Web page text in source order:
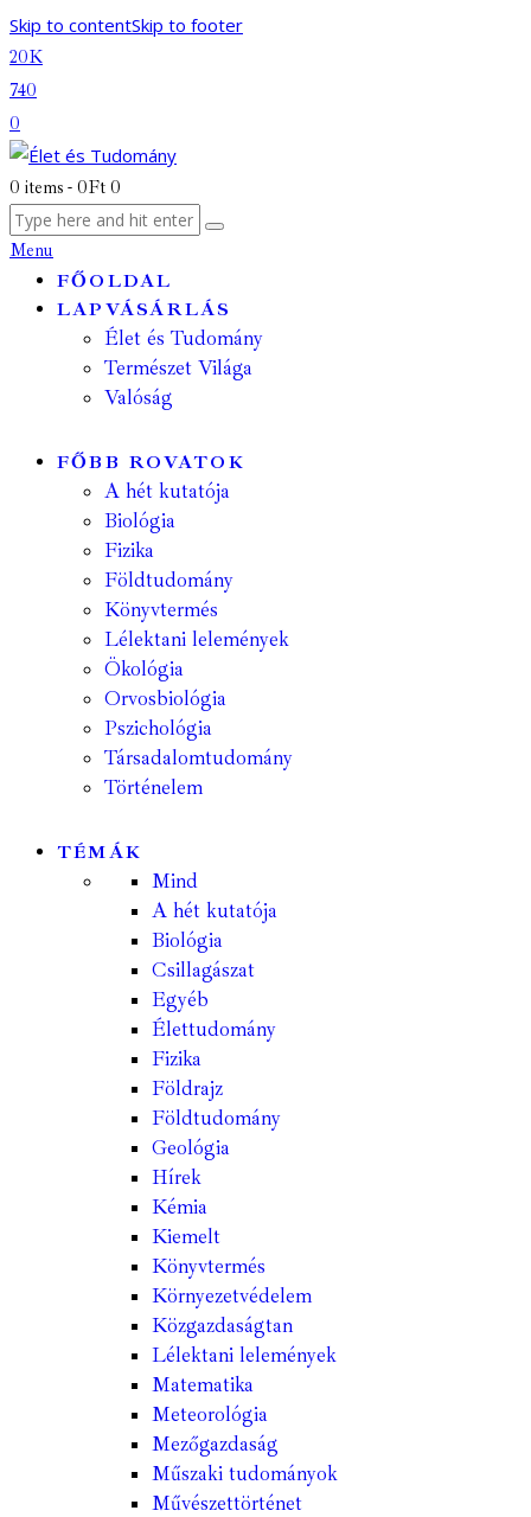
Skip to contentSkip to footer
20K
740
0
0 items - 0Ft 0
Menu
FŐOLDAL
LAPVÁSÁRLÁS
Élet és Tudomány
Természet Világa
Valóság
FŐBB ROVATOK
A hét kutatója
Biológia
Fizika
Földtudomány
Könyvtermés
Lélektani lelemények
Ökológia
Orvosbiológia
Pszichológia
Társadalomtudomány
Történelem
TÉMÁK
Mind
A hét kutatója
Biológia
Csillagászat
Egyéb
Élettudomány
Fizika
Földrajz
Földtudomány
Geológia
Hírek
Kémia
Kiemelt
Könyvtermés
Környezetvédelem
Közgazdaságtan
Lélektani lelemények
Matematika
Meteorológia
Mezőgazdaság
Műszaki tudományok
Művészettörténet